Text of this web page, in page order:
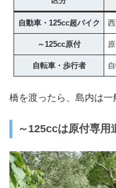
自動車・125cc超バイク
～125cc原付
自転車・歩行者
橋を渡ったら、島内は一
～125ccは原付専用